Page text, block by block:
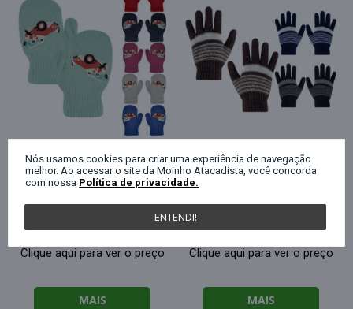
Luva de lã infantil
Clique aqui para ver o preço
MAIS
Clique aqui para ver o preço
MAIS
Nós usamos cookies para criar uma experiência de navegação
melhor. Ao acessar o site da Moinho Atacadista, você concorda
com nossa Política de privacidade.
ENTENDI!